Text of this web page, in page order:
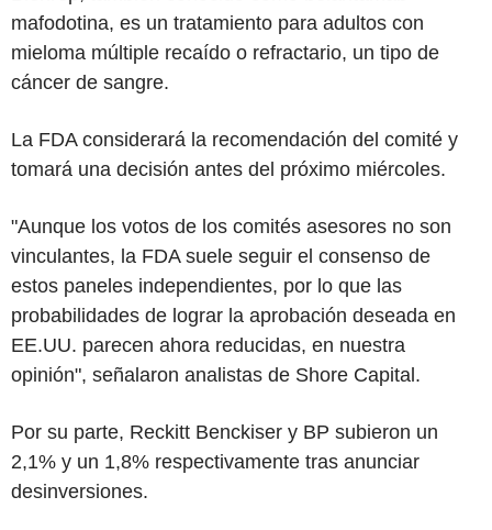
mafodotina, es un tratamiento para adultos con
mieloma múltiple recaído o refractario, un tipo de
cáncer de sangre.
La FDA considerará la recomendación del comité y
tomará una decisión antes del próximo miércoles.
"Aunque los votos de los comités asesores no son
vinculantes, la FDA suele seguir el consenso de
estos paneles independientes, por lo que las
probabilidades de lograr la aprobación deseada en
EE.UU. parecen ahora reducidas, en nuestra
opinión", señalaron analistas de Shore Capital.
Por su parte, Reckitt Benckiser y BP subieron un
2,1% y un 1,8% respectivamente tras anunciar
desinversiones.